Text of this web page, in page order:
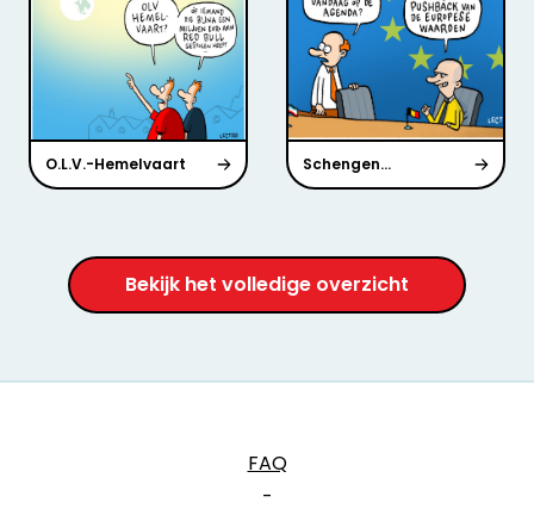
O.L.V.-Hemelvaart Schengen...
Bekijk het volledige overzicht
FAQ
-